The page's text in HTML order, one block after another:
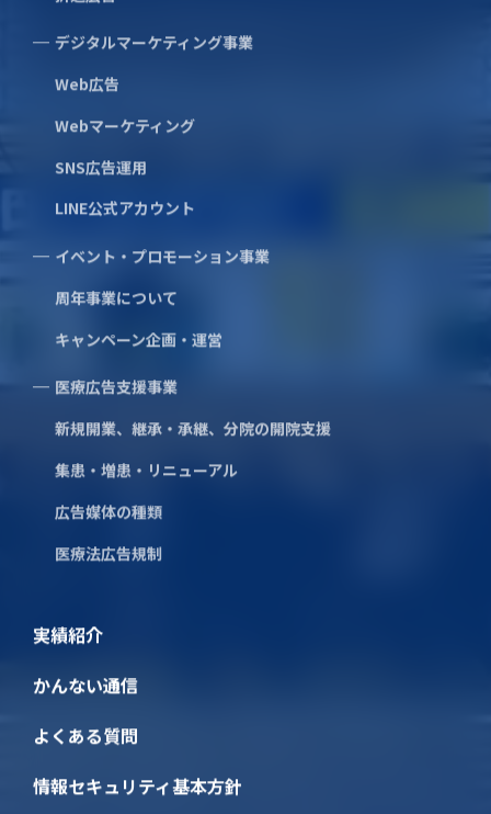
デジタルマーケティング事業
Web広告
Webマーケティング
SNS広告運用
LINE公式アカウント
イベント・プロモーション事業
周年事業について
キャンペーン企画・運営
医療広告支援事業
新規開業、継承・承継、分院の開院支援
集患・増患・リニューアル
広告媒体の種類
医療法広告規制
実績紹介
かんない通信
よくある質問
情報セキュリティ基本方針
SDGsへの取り組み
事業案内
屋外広告
交通広告
折込広告
デジタルマーケティング事業
Webマーケティング
SNS広告運用
LINE公式アカウント
イベント・プロモーション事業
周年事業について
医療広告支援事業
新規開業、継承・承継、分院の開院支援
医療法広告規制
かんない通信
採用情報
情報セキュリティ基本方針